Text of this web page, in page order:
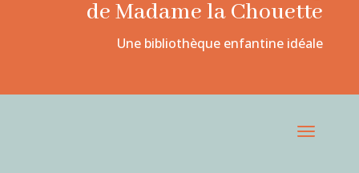
de Madame la Chouette
Une bibliothèque enfantine idéale